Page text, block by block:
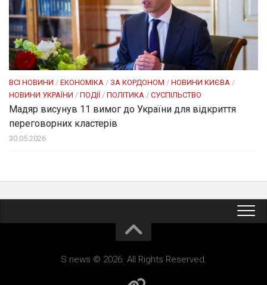
ВСІ НОВИНИ / ЕКОНОМІКА / ЗА КОРДОНОМ / НОВИНИ КИЄВА /
НОВИНИ УКРАЇНИ / ПОДІЇ/ ПОЛІТИКА / СУСПІЛЬСТВО
Мадяр висунув 11 вимог до України для відкриття
переговорних кластерів
30.05.2026
S news © 2026. All Rights Reserved.